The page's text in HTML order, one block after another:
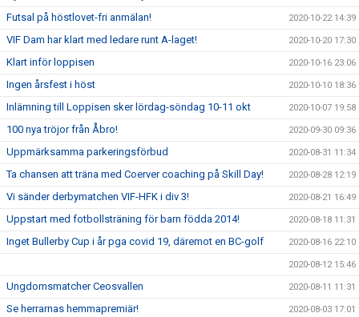
Futsal på höstlovet-fri anmälan! 2020-10-22 14:39
VIF Dam har klart med ledare runt A-laget! 2020-10-20 17:30
Klart inför loppisen 2020-10-16 23:06
Ingen årsfest i höst 2020-10-10 18:36
Inlämning till Loppisen sker lördag-söndag 10-11 okt 2020-10-07 19:58
100 nya tröjor från Åbro! 2020-09-30 09:36
Uppmärksamma parkeringsförbud 2020-08-31 11:34
Ta chansen att träna med Coerver coaching på Skill Day! 2020-08-28 12:19
Vi sänder derbymatchen VIF-HFK i div 3! 2020-08-21 16:49
Uppstart med fotbollsträning för barn födda 2014! 2020-08-18 11:31
Inget Bullerby Cup i år pga covid 19, däremot en BC-golf 2020-08-16 22:10
2020-08-12 15:46
Ungdomsmatcher Ceosvallen 2020-08-11 11:31
Se herrarnas hemmapremiär! 2020-08-03 17:01